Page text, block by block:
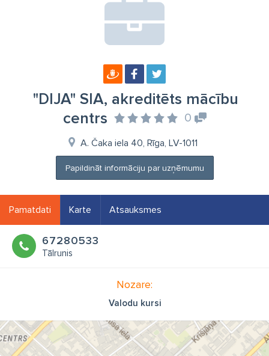
"DIJA" SIA, akreditēts mācību
centrs
0
A. Čaka iela 40, Rīga, LV-1011
Papildināt informāciju par uzņēmumu
Pamatdati Karte Atsauksmes
67280533
Tālrunis
Nozare:
Valodu kursi